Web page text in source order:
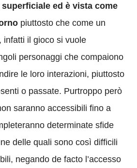
ed è vista come
piuttosto che come un
infatti il gioco si vuole
personaggi che compaiono
le loro interazioni, piuttosto
o passate. Purtroppo però
saranno accessibili fino a
determinate sfide
delle quali sono così difficili
negando de facto l’accesso